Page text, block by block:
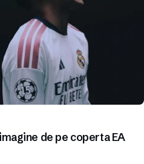
de pe coperta EA